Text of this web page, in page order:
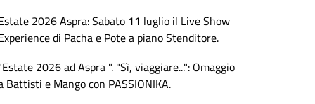
2026 Aspra: Sabato 11 luglio il Live Show
di Pacha e Pote a piano Stenditore.
2026 ad Aspra ". "Sì, viaggiare...": Omaggio
Battisti e Mango con PASSIONIKA.